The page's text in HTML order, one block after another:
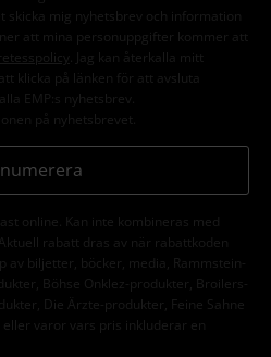
mig nyhetsbrev och information
att mina personuppgifter kommer att
. Jag kan återkalla mitt
klicka på länken för att avsluta
EMP:s nyhetsbrev.
på nyhetsbrevet.
online. Kan inte kombineras med
rabatt dras av när rabattkoden
av biljetter, böcker, media, Rammstein-
Böhse Onklez-produkter, Broilers-
Die Ärzte-produkter, Feine Sahne
varor vars pris inkluderar en